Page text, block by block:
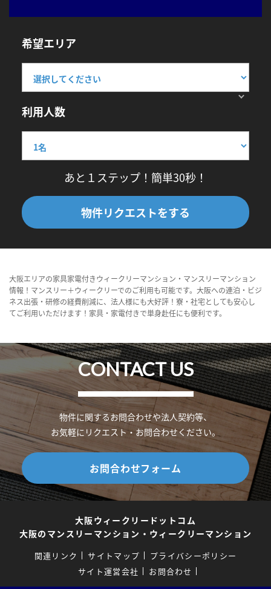
希望エリア
利用人数
あと１ステップ！簡単30秒！
物件リクエストをする
大阪エリアの家具家電付きウィークリーマンション・マンスリーマンション
情報！マンスリー＋ウィークリーでのご利用も可能です。大阪への連泊・ビジ
ネス出張・研修の経費削減に、法人様にも大好評！寮・社宅としても安心し
てご利用いただけます！家具・家電付きで単身赴任にも便利です。
CONTACT US
物件に関するお問合わせや法人契約等、
お気軽にリクエスト・お問合わせください。
お問合わせフォーム
大阪ウィークリードットコム
大阪のマンスリーマンション・ウィークリーマンション
関連リンク サイトマップ
プライバシーポリシー
サイト運営会社
お問合わせ